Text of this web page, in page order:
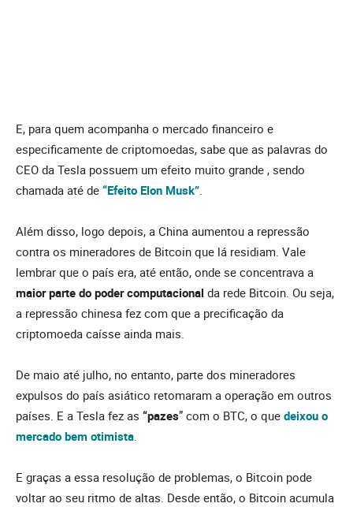
E, para quem acompanha o mercado financeiro e
especificamente de criptomoedas, sabe que as palavras do
CEO da Tesla possuem um efeito muito grande , sendo
chamada até de “Efeito Elon Musk”
Além disso, logo depois, a China aumentou a repressão
contra os mineradores de Bitcoin que lá residiam. Vale
lembrar que o país era, até então, onde se concentrava a
maior parte do poder computacional da rede Bitcoin. Ou seja,
a repressão chinesa fez com que a precificação da
criptomoeda caísse ainda mais.
De maio até julho, no entanto, parte dos mineradores
expulsos do país asiático retomaram a operação em outros
países. E a Tesla fez as “pazes” com o BTC, o que deixou o
mercado bem otimista
E graças a essa resolução de problemas, o Bitcoin pode
voltar ao seu ritmo de altas. Desde então, o Bitcoin acumula